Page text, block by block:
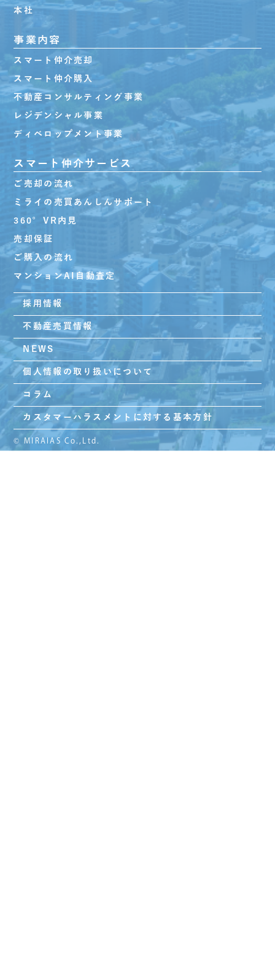
本社
事業内容
スマート仲介売却
スマート仲介購入
不動産コンサルティング事業
レジデンシャル事業
ディベロップメント事業
スマート仲介サービス
ご売却の流れ
ミライの売買あんしんサポート
360°VR内見
売却保証
ご購入の流れ
マンションAI自動査定
採用情報
不動産売買情報
NEWS
個人情報の取り扱いについて
コラム
カスタマーハラスメントに対する基本方針
© MIRAIAS Co.,Ltd.